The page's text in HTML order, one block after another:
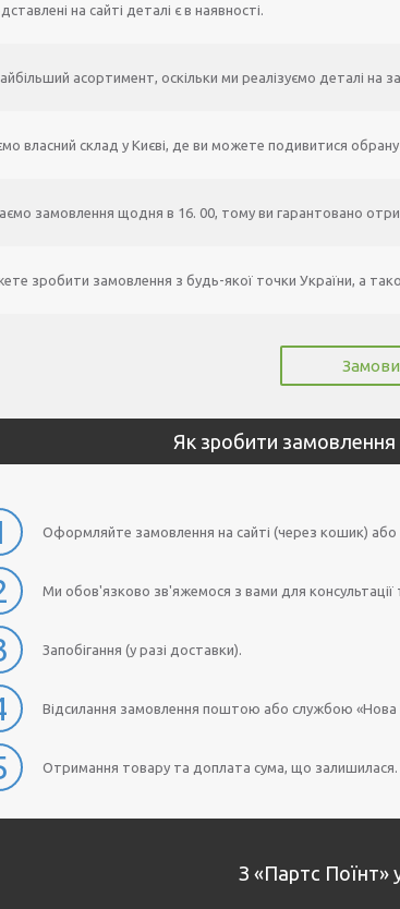
на сайті деталі є в наявності.
асортимент, оскільки ми реалізуємо деталі на
власний склад у Києві, де ви можете подивитися
замовлення щодня в 16. 00, тому ви гарантовано
зробити замовлення з будь-якої точки України, а
Як зробити замовлення
Оформляйте замовлення на сайті (через кошик)
Ми обов'язково зв'яжемося з вами для консультації
Запобігання (у разі доставки).
Відсилання замовлення поштою або службою
Отримання товару та доплата сума, що залишилася.
З «Партс Поїнт»